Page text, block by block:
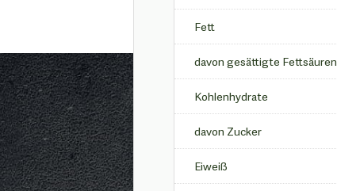
Fett
davon gesättigte Fettsäuren
Kohlenhydrate
davon Zucker
Eiweiß